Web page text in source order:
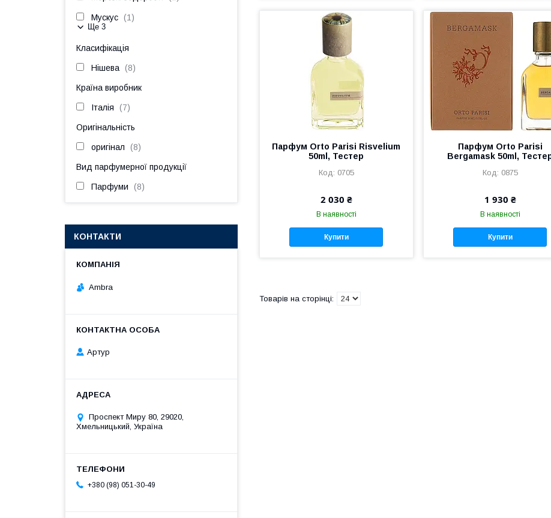
Парфум Orto Parisi Risvelium
50ml, Тестер
0705
2 030 ₴
В наявності
Купити
Парфум Orto Parisi
Bergamask 50ml,
0875
1 930 ₴
В наявності
Купити
Мускус 1
Ще 3
Класифікація
Нішева 8
Країна виробник
Італія 7
Оригінальність
оригінал 8
Вид парфумерної продукції
Парфуми 8
КОНТАКТИ
Ambra
Артур
Проспект Миру 80, 29020,
Хмельницький, Україна
+380 (98) 051-30-49